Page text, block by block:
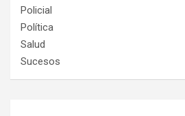
Policial
Política
Salud
Sucesos